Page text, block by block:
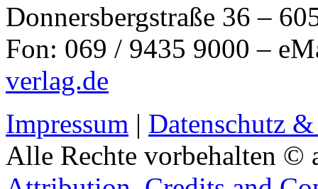
Donnersbergstraße 36 –
Fon: 069 / 9435 9000 –
verlag.de
Impressum | Datenschutz
Alle Rechte vorbehalten ©